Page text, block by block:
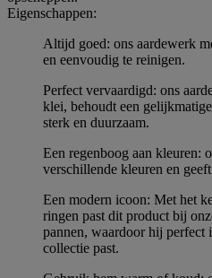
Eigenschappen:
Altijd goed: ons aardewerk
en eenvoudig te reinigen.
Perfect vervaardigd: ons
klei, behoudt een
sterk en duurzaam.
Een regenboog aan kleuren:
verschillende kleuren en
Een modern icoon: Met het
ringen past dit product bij
pannen, waardoor hij
collectie past.